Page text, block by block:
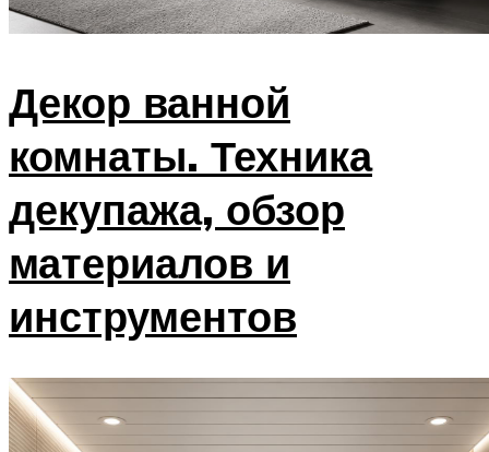
Декор ванной
комнаты. Техника
декупажа, обзор
материалов и
инструментов